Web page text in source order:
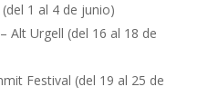
1 al 4 de junio)
Alt Urgell (del 16 al 18 de
Festival (del 19 al 25 de